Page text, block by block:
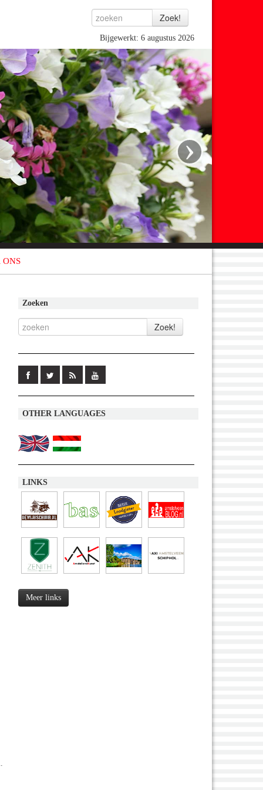
Bijgewerkt: 6 augustus 2026
›
ONS
Zoeken
OTHER LANGUAGES
LINKS
Meer links